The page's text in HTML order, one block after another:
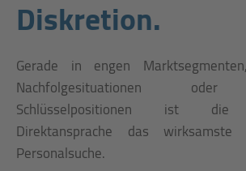
Diskretion.
Gerade in engen
Nachfolgesituationen oder
Schlüsselpositionen ist die
Direktansprache das
Personalsuche.